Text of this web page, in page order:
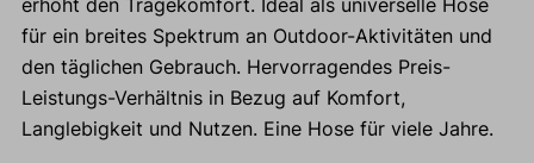
erhöht den Tragekomfort. Ideal als universelle Hose
für ein breites Spektrum an Outdoor-Aktivitäten und
den täglichen Gebrauch. Hervorragendes Preis-
Leistungs-Verhältnis in Bezug auf Komfort,
Langlebigkeit und Nutzen. Eine Hose für viele Jahre.